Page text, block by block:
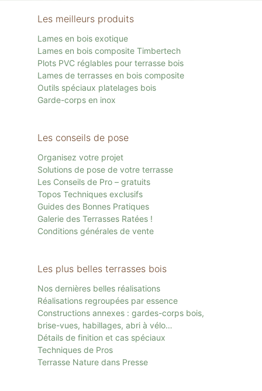
Les meilleurs produits
Lames en bois exotique
Lames en bois composite Timbertech
Plots PVC réglables pour terrasse bois
Lames de terrasses en bois composite
Outils spéciaux platelages bois
Garde-corps en inox
Les conseils de pose
Organisez votre projet
Solutions de pose de votre terrasse
Les Conseils de Pro – gratuits
Topos Techniques exclusifs
Guides des Bonnes Pratiques
Galerie des Terrasses Ratées !
Conditions générales de vente
Les plus belles terrasses bois
Nos dernières belles réalisations
Réalisations regroupées par essence
Constructions annexes : gardes-corps bois,
brise-vues, habillages, abri à vélo…
Détails de finition et cas spéciaux
Techniques de Pros
Terrasse Nature dans Presse